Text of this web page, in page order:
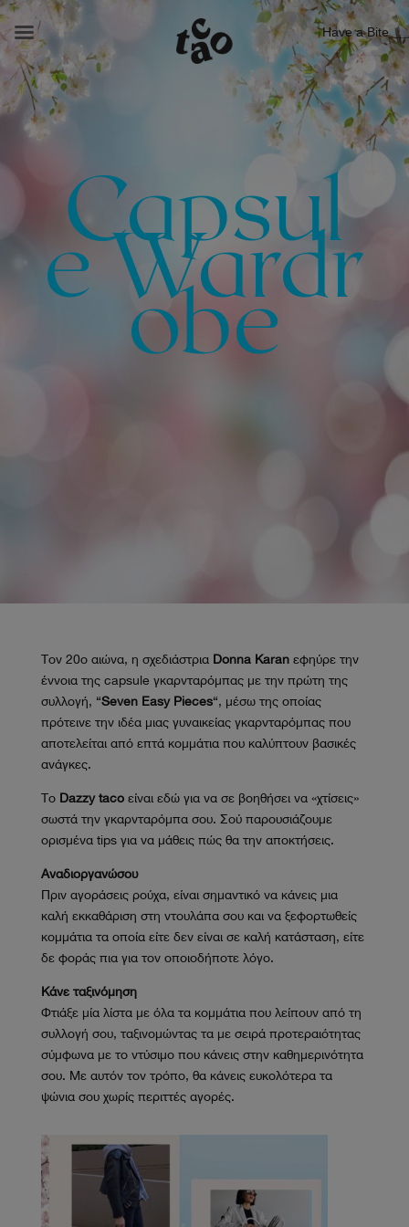
Capsul
e Wardr
obe
Τον 20ο αιώνα, η σχεδιάστρια Donna Karanεφηύρε την
έννοια της capsule γκαρνταρόμπας με την πρώτη της
συλλογή, “Seven Easy Pieces“, μέσω της οποίας
πρότεινε την ιδέα μιας γυναικείας γκαρνταρόμπας που
αποτελείται από επτά κομμάτια που καλύπτουν βασικές
ανάγκες.
Το Dazzy tacoείναι εδώ για να σε βοηθήσει να «χτίσεις»
σωστά την γκαρνταρόμπα σου. Σού παρουσιάζουμε
ορισμένα tips για να μάθεις πώς θα την αποκτήσεις.
Αναδιοργανώσου
Πριν αγοράσεις ρούχα, είναι σημαντικό να κάνεις μια
καλή εκκαθάριση στη ντουλάπα σου και να ξεφορτωθείς
κομμάτια τα οποία είτε δεν είναι σε καλή κατάσταση, είτε
δε φοράς πια για τον οποιοδήποτε λόγο.
Κάνε ταξινόμηση
Φτιάξε μία λίστα με όλα τα κομμάτια που λείπουν από τη
συλλογή σου, ταξινομώντας τα με σειρά προτεραιότητας
σύμφωνα με το ντύσιμο που κάνεις στην καθημερινότητα
σου. Με αυτόν τον τρόπο, θα κάνεις ευκολότερα τα
ψώνια σου χωρίς περιττές αγορές.
Have a Bite